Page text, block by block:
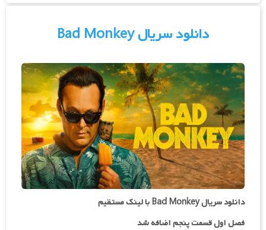
دانلود سریال Bad Monkey
دانلود سریال Bad Monkey با لینک مستقیم
فصل اول قسمت پنجم اضافه شد